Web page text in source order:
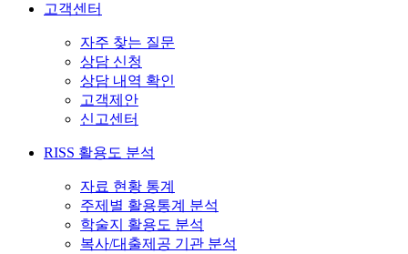
고객센터
자주 찾는 질문
상담 신청
상담 내역 확인
고객제안
신고센터
RISS 활용도 분석
자료 현황 통계
주제별 활용통계 분석
학술지 활용도 분석
복사/대출제공 기관 분석